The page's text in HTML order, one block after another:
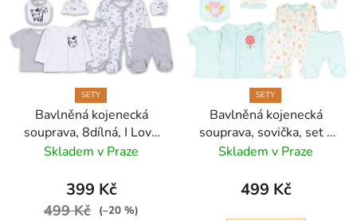
d
i
SETY
Bavlněná kojenecká
souprava, 8dílná, I Love
Milk
Skladem v Praze
399 Kč
499 Kč (–20 %)
SETY
Bavlněná kojenecká
souprava, sovička, set -
8ks
Skladem v Praze
499 Kč